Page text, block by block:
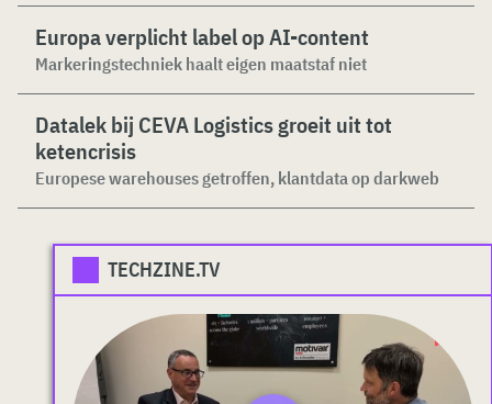
Europa verplicht label op AI-content
Markeringstechniek haalt eigen maatstaf niet
Datalek bij CEVA Logistics groeit uit tot
ketencrisis
Europese warehouses getroffen, klantdata op darkweb
TECHZINE.TV